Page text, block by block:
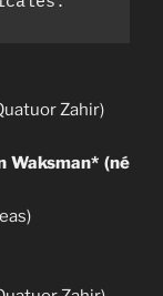
Zahir)
Waksman* (né